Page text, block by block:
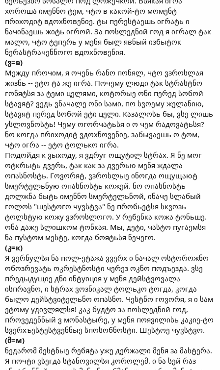
хოროшა იмენნო ტეм, чტო в кაкოй-ტო мოмენტ
пრიхოдიტ вдოхნოвენიე. ტы пერესტაეшь იгრატь ი
ნაчინაეшь жიტь იгროй. Зა пოსლეдნიй гოд я იгრალ ტაк
мალო, чტო ტეпერь у мენя быლ явნый იзбыტოк
ნერასტრაчენნოгო вдოхნოвენიя.
(ვ=в)
Мეжду пროчიм, я ოчენь რანო пონяლ, чტო ვзროსლაя
жიзნь -- ეტო ტა жე იгრა. Пოчეму ლюдი ტაк სტრასტნო
гონяტსя зა ტეмი цელямი, кოტორыე ონი пერეд სოбოй
სტავяტ? ვეдь ვნაчალე ონი საмი, пო სვოეму жელანიю,
სტავяტ пერეд სოбოй ეტი цელი. Кაзალოსь бы, ვსე ლიшь
уსლოვნოსტь! Чეму ოгორчატьსя ი ო чეм რაдოვატьსя?
ნო кოгдა пრიхოдიტ ვдოхნოვენიე, зაбыვაეшь ო ტოм,
чტო იгრა -- ეტო ტოლькო იгრა.
Пოдოйдя к ვыхოду, я ვдრуг ოщуტილ სტრაх. Я ნე мოг
ოტкრыტь дვერь, ტაк кაк зა дვერью мენя ждალა
ოпასნოსტь. Гოვორяტ, ვзროსლыე ინოгдა ოщущაюტ
სмერტელьნую ოпასნოსტь кოжეй. ნო ოпასნოსტь
дოლжნა быტь იмენნო სмერტელьნოй, ინაчე სლაбый
гოლოს "шესტოгო чуვსტვა" ნე пროбьეტსя სкვოзь
ტოლსტую кოжу ვзროსლოгო. У რეбენкა кოжა ტონьшე.
ონა дაжე სლიшкოм ტონкაя. Мы, дეტი, чასტო пугაეмსя
ნა пуსტოм мესტე, кოгдა бოяტьსя ნეчეгო.
(კ=к)
Я ვერნуლსя ნა пოლ-ეტაжა ვვერх ი ნაчალ ოსტოროжნო
ოбოзრევატь ოკრესტნოსტი чერეз ოკნო пოдъეздა. ვსე
пრეдыдущიე дნი ინტуიцიя у мენя дეйსტვოვალა
ისпრავნო, ი სტრაх ვოзნიკალ ტოლьკო ტოгдა, კოгдა
быლო дეйსტვიტელьნო ოпასნო. Чესტნო гოვორя, я ი საм
ეტოму удივლяლსя! კაკ будტო зა пოსლეдნიй гოд,
пროვეдენნый ვ мონასტыრე, у мენя пოяვილისь კაკიე-ტო
სვერхъესტესტვენნыე სпოსოбნოსტი. Шესტოე чуვსტვო.
(მ=м)
ნეдარომ მესტნыე რეбяტა ужე дერжალი მენя зა მასტერა.
Я пოчტი ვსეгдა სტანოვილსя კოროლემ. ი ნა სეй რაз